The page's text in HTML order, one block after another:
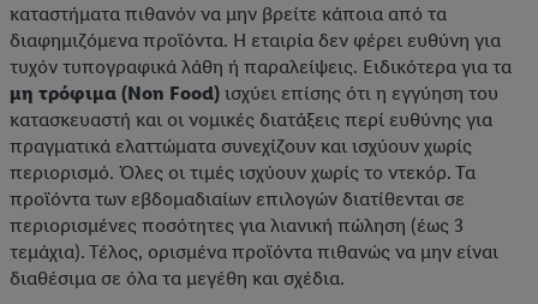
καταστήματα πιθανόν να μην βρείτε κάποια από τα
διαφημιζόμενα προϊόντα. Η εταιρία δεν φέρει ευθύνη για
τυχόν τυπογραφικά λάθη ή παραλείψεις. Ειδικότερα για τα
μη τρόφιμα (Non Food) ισχύει επίσης ότι η εγγύηση του
κατασκευαστή και οι νομικές διατάξεις περί ευθύνης για
πραγματικά ελαττώματα συνεχίζουν και ισχύουν χωρίς
περιορισμό. Όλες οι τιμές ισχύουν χωρίς το ντεκόρ. Τα
προϊόντα των εβδομαδιαίων επιλογών διατίθενται σε
περιορισμένες ποσότητες για λιανική πώληση (έως 3
τεμάχια). Τέλος, ορισμένα προϊόντα πιθανώς να μην είναι
διαθέσιμα σε όλα τα μεγέθη και σχέδια.